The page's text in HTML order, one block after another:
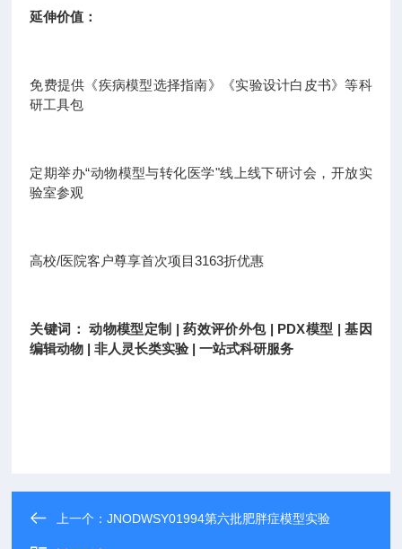
延伸价值：
免费提供《疾病模型选择指南》《实验设计白皮书》等科
研工具包
定期举办“动物模型与转化医学"线上线下研讨会，开放实
验室参观
高校/医院客户尊享首次项目3163折优惠
关键词： 动物模型定制 | 药效评价外包 | PDX模型 | 基因
编辑动物 | 非人灵长类实验 | 一站式科研服务
上一个：JNODWSY01994第六批肥胖症模型实验